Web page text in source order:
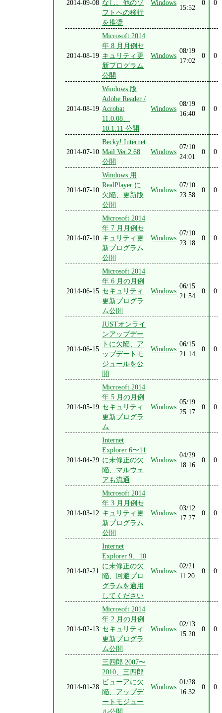
2014-09-08 なし。他のソ
フトへの移行
を推奨
Windows
15:52
0 0
2014-08-19
Microsoft 2014
年 8 月月例セ
キュリティ更
新プログラム
公開
Windows
08/19
17:02
0 0
2014-08-19
Windows 版
Adobe Reader /
Acrobat
11.0.08、
10.1.11 公開
Windows
08/19
16:40
0 0
2014-07-10
Becky! Internet
Mail Ver.2.68
公開
Windows
07/10
24:01
0 0
2014-07-10
Windows 用
RealPlayer に
欠陥、更新版
公開
Windows
07/10
23:58
0 0
2014-07-10
Microsoft 2014
年 7 月月例セ
キュリティ更
新プログラム
公開
Windows
07/10
23:18
0 0
2014-06-15
Microsoft 2014
年 6 月の月例
セキュリティ
更新プログラ
ム公開
Windows
06/15
21:54
0 0
2014-06-15
JUSTオンライ
ンアップデー
トに欠陥、ア
ップデートモ
ジュールを公
開
Windows
06/15
21:14
0 0
2014-05-19
Microsoft 2014
年 5 月の月例
セキュリティ
更新プログラ
ム
Windows
05/19
25:17
0 0
2014-04-29
Internet
Explorer 6〜11
に未修正の欠
陥、マルウェ
アも流通
Windows
04/29
18:16
0 0
2014-03-12
Microsoft 2014
年 3 月月例セ
キュリティ更
新プログラム
公開
Windows
03/12
17:27
0 0
2014-02-21
Internet
Explorer 9、10
に未修正の欠
陥、回避プロ
グラムを適用
してください
Windows
02/21
11:20
0 0
2014-02-13
Microsoft 2014
年 2 月の月例
セキュリティ
更新プログラ
ム公開
Windows
02/13
15:20
0 0
2014-01-28
三四郎 2007〜
2010、三四郎
ビューアに欠
陥、アップデ
ートモジュー
Windows
01/28
16:32
0 0